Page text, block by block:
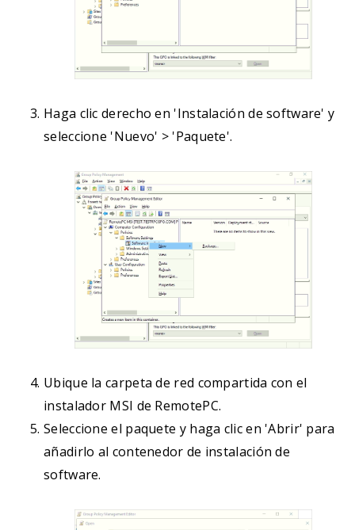
Haga clic derecho en 'Instalación de software' y
seleccione 'Nuevo' > 'Paquete'.
Ubique la carpeta de red compartida con el
instalador MSI de RemotePC.
Seleccione el paquete y haga clic en 'Abrir' para
añadirlo al contenedor de instalación de
software.